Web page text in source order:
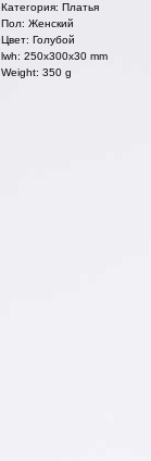
Категория: Платья
Пол: Женский
Цвет: Голубой
lwh: 250x300x30 mm
Weight: 350 g